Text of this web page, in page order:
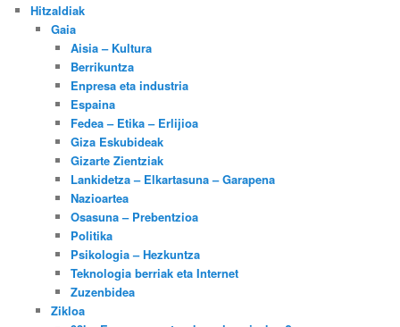
Hitzaldiak
Gaia
Aisia – Kultura
Berrikuntza
Enpresa eta industria
Espaina
Fedea – Etika – Erlijioa
Giza Eskubideak
Gizarte Zientziak
Lankidetza – Elkartasuna – Garapena
Nazioartea
Osasuna – Prebentzioa
Politika
Psikologia – Hezkuntza
Teknologia berriak eta Internet
Zuzenbidea
Zikloa